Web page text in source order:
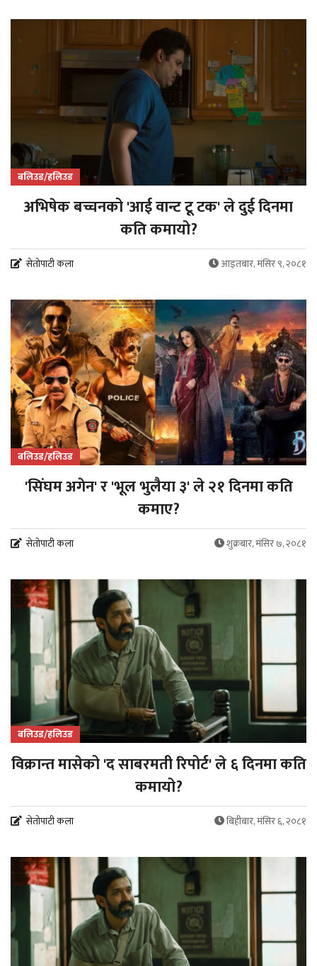
बलिउड/हलिउड
अभिषेक बच्चनको 'आई वान्ट टू टक' ले दुई दिनमा
कति कमायो?
सेतोपाटी कला आइतबार, मंसिर ९, २०८१
बलिउड/हलिउड
'सिंघम अगेन' र 'भूल भुलैया ३' ले २१ दिनमा कति
कमाए?
सेतोपाटी कला शुक्रबार, मंसिर ७, २०८१
बलिउड/हलिउड
विक्रान्त मासेको 'द साबरमती रिपोर्ट' ले ६ दिनमा कति
कमायो?
सेतोपाटी कला बिहीबार, मंसिर ६, २०८१